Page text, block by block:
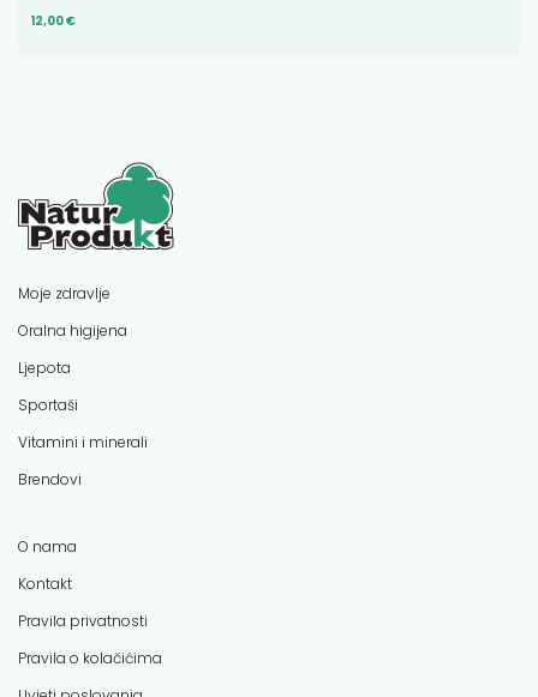
12,00 €
Moje zdravlje
Oralna higijena
Ljepota
Sportaši
Vitamini i minerali
Brendovi
O nama
Kontakt
Pravila privatnosti
Pravila o kolačićima